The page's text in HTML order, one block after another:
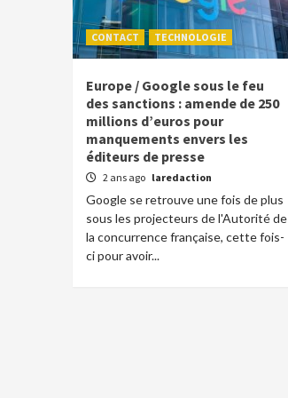
CONTACT TECHNOLOGIE
Europe / Google sous le feu
des sanctions : amende de 250
millions d’euros pour
manquements envers les
éditeurs de presse
2 ans ago laredaction
Google se retrouve une fois de plus
sous les projecteurs de l'Autorité de
la concurrence française, cette fois-
ci pour avoir...